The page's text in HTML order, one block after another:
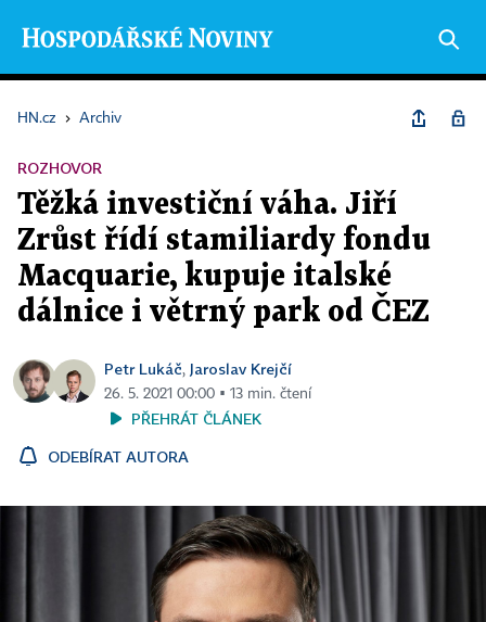
HN.cz › Archiv
ROZHOVOR
Těžká investiční váha. Jiří
Zrůst řídí stamiliardy fondu
Macquarie, kupuje italské
dálnice i větrný park od ČEZ
Petr Lukáč, Jaroslav Krejčí
26. 5. 2021 00:00 ▪ 13 min. čtení
PŘEHRÁT ČLÁNEK
ODEBÍRAT AUTORA